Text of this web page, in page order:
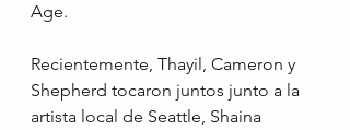
Age.
Recientemente, Thayil, Cameron y
Shepherd tocaron juntos junto a la
artista local de Seattle, Shaina